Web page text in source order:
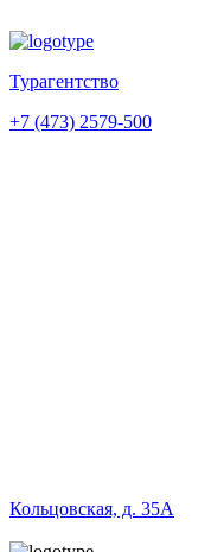
Турагентство
+7 (473) 2579-500
Кольцовская, д. 35А